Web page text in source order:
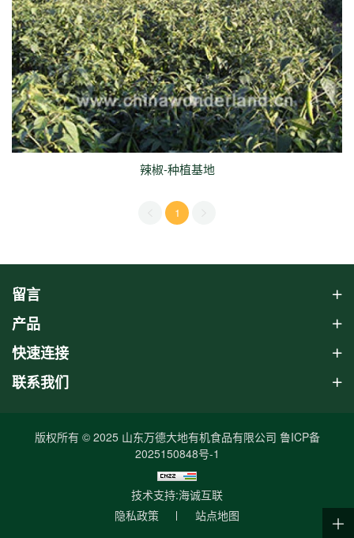
辣椒-种植基地
1
留言
产品
快速连接
联系我们
版权所有 © 2025 山东万德大地有机食品有限公司 鲁ICP备
2025150848号-1
技术支持:海诚互联
隐私政策
站点地图